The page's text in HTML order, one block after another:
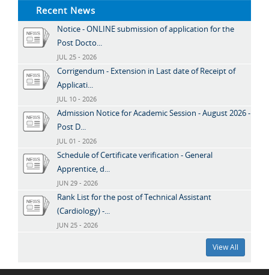
Recent News
Notice - ONLINE submission of application for the
Post Docto...
JUL 25 - 2026
Corrigendum - Extension in Last date of Receipt of
Applicati...
JUL 10 - 2026
Admission Notice for Academic Session - August 2026 -
Post D...
JUL 01 - 2026
Schedule of Certificate verification - General
Apprentice, d...
JUN 29 - 2026
Rank List for the post of Technical Assistant
(Cardiology) -...
JUN 25 - 2026
View All